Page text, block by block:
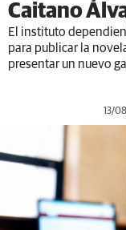
Caitano
El instituto
para publicar la
presentar un nuevo
13/